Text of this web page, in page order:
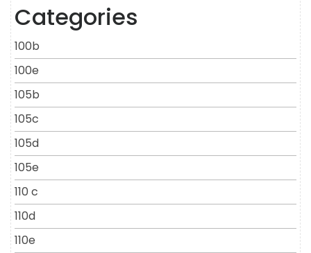
Categories
100b
100e
105b
105c
105d
105e
110 c
110d
110e